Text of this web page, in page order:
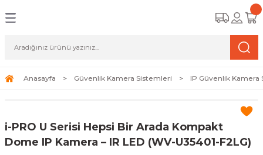
Sistemleri
Sistemleri (Network Kameraları)
ve Depolama Çözümleri
Güvenlik
Duvarı) Cihazları
Ağ Yönlendiricileri
ve Depolama Ürünleri
SSD
Anasayfa Güvenlik Kamera Sistemleri IP Güvenlik Kamera
i-PRO U Serisi Hepsi Bir Arada Kompakt
Dome IP Kamera – IR LED (WV-U35401-F2LG)